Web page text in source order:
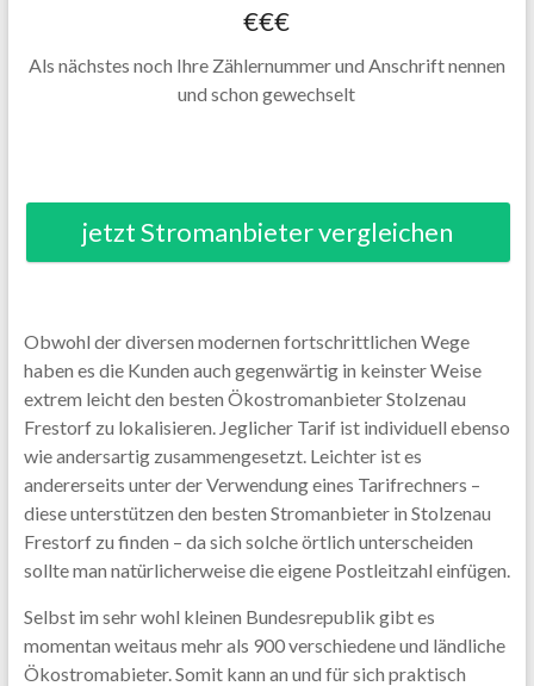
€€€
Als nächstes noch Ihre Zählernummer und Anschrift nennen
und schon gewechselt
jetzt Stromanbieter vergleichen
Obwohl der diversen modernen fortschrittlichen Wege
haben es die Kunden auch gegenwärtig in keinster Weise
extrem leicht den besten Ökostromanbieter Stolzenau
Frestorf zu lokalisieren. Jeglicher Tarif ist individuell ebenso
wie andersartig zusammengesetzt. Leichter ist es
andererseits unter der Verwendung eines Tarifrechners –
diese unterstützen den besten Stromanbieter in Stolzenau
Frestorf zu finden – da sich solche örtlich unterscheiden
sollte man natürlicherweise die eigene Postleitzahl einfügen.
Selbst im sehr wohl kleinen Bundesrepublik gibt es
momentan weitaus mehr als 900 verschiedene und ländliche
Ökostromabieter. Somit kann an und für sich praktisch